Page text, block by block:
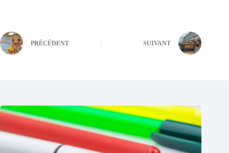
PRÉCÉDENT SUIVANT